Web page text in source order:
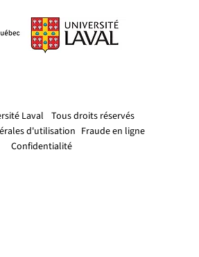
Laval
Tous droits réservés
d'utilisation Fraude en ligne
Confidentialité